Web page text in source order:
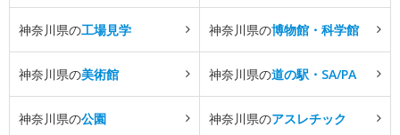
神奈川県の工場見学 神奈川県の博物館・科学館
神奈川県の美術館 神奈川県の道の駅・SA/PA
神奈川県の公園 神奈川県のアスレチック